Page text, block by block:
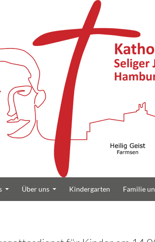
Über uns Kindergarten Familie